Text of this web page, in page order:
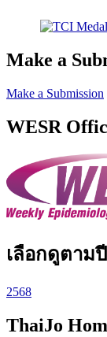
Make a
Make a Submission
WESR
เลือกดูตามปี
2568
ThaiJo